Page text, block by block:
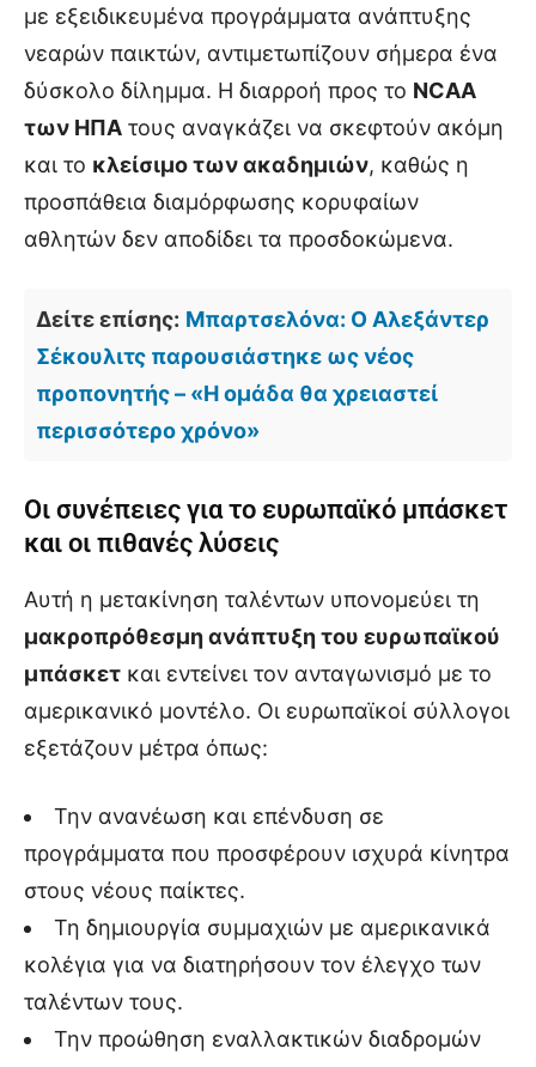
με εξειδικευμένα προγράμματα ανάπτυξης
νεαρών παικτών, αντιμετωπίζουν σήμερα ένα
δύσκολο δίλημμα. Η διαρροή προς το NCAA
των ΗΠΑ τους αναγκάζει να σκεφτούν ακόμη
και το κλείσιμο των ακαδημιών, καθώς η
προσπάθεια διαμόρφωσης κορυφαίων
αθλητών δεν αποδίδει τα προσδοκώμενα.
Δείτε επίσης: Μπαρτσελόνα: Ο Αλεξάντερ
Σέκουλιτς παρουσιάστηκε ως νέος
προπονητής – «Η ομάδα θα χρειαστεί
περισσότερο χρόνο»
Οι συνέπειες για το ευρωπαϊκό μπάσκετ
και οι πιθανές λύσεις
Αυτή η μετακίνηση ταλέντων υπονομεύει τη
μακροπρόθεσμη ανάπτυξη του ευρωπαϊκού
μπάσκετ και εντείνει τον ανταγωνισμό με το
αμερικανικό μοντέλο. Οι ευρωπαϊκοί σύλλογοι
εξετάζουν μέτρα όπως:
Την ανανέωση και επένδυση σε
προγράμματα που προσφέρουν ισχυρά κίνητρα
στους νέους παίκτες.
Τη δημιουργία συμμαχιών με αμερικανικά
κολέγια για να διατηρήσουν τον έλεγχο των
ταλέντων τους.
Την προώθηση εναλλακτικών διαδρομών